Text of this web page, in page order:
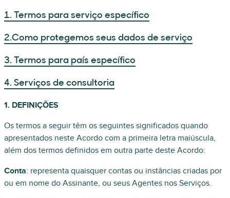
1. Termos para serviço específico
2.Como protegemos seus dados de serviço
3. Termos para país específico
4. Serviços de consultoria
1. DEFINIÇÕES
Os termos a seguir têm os seguintes significados quando
apresentados neste Acordo com a primeira letra maiúscula,
além dos termos definidos em outra parte deste Acordo:
Conta: representa quaisquer contas ou instâncias criadas por
ou em nome do Assinante, ou seus Agentes nos Serviços.